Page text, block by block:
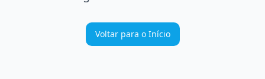
Voltar para o Início